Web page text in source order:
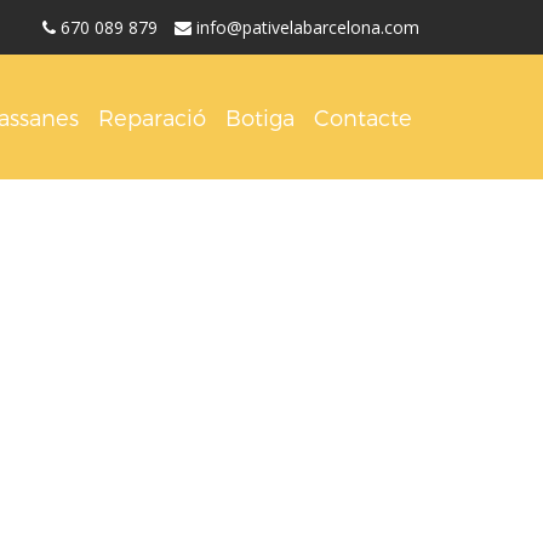
670 089 879 info@pativelabarcelona.com
Reparació Botiga Contacte